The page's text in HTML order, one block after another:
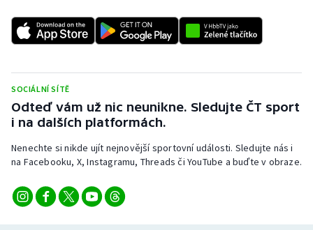
Parasport
Plážový volejbal
Ragby
Rychlobruslení
Rychlostní kanoistika
Short track
SOCIÁLNÍ SÍTĚ
Odteď vám už nic neunikne. Sledujte ČT sport
i na dalších platformách.
Nenechte si nikde ujít nejnovější sportovní události. Sledujte nás i
na Facebooku, X, Instagramu, Threads či YouTube a buďte v obraze.